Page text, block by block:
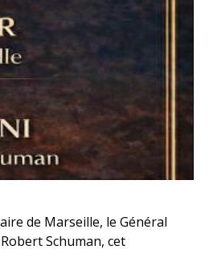
de Marseille, le Général
Schuman, cet